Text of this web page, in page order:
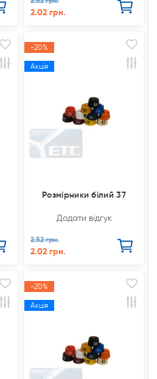
2.02 грн.
-20%
Акція
Розмірники білий 37
Додати відгук
2.52 грн.
2.02 грн.
-20%
Акція